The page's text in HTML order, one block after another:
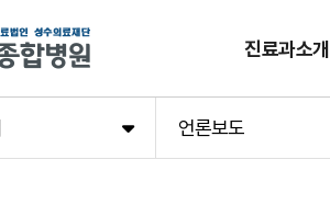
진료과소개
언론보도